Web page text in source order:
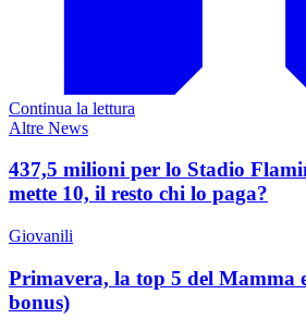
Continua la lettura
Altre News
437,5 milioni per lo Stadio
mette 10, il resto chi lo paga?
Giovanili
Primavera, la top 5 del Mamma
bonus)